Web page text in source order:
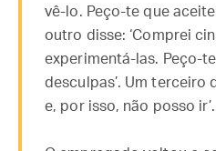
vê-lo. Peço-te que
outro disse: ‘Comprei
experimentá-las. Peço-
desculpas’. Um terceiro
e, por isso, não posso ir’.